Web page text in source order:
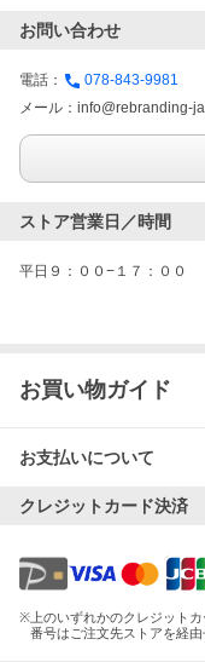
お問い合わせ
電話：
078-843-9981
メール： info@rebranding-
ストア営業日／時間
平日９：００−１７：００
お買い物ガイド
お支払いについて
クレジットカード決済
※ 上のいずれかのクレジット
番号はご注文先ストアを経